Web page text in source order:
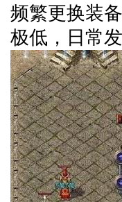
频繁更换装
极低，日常